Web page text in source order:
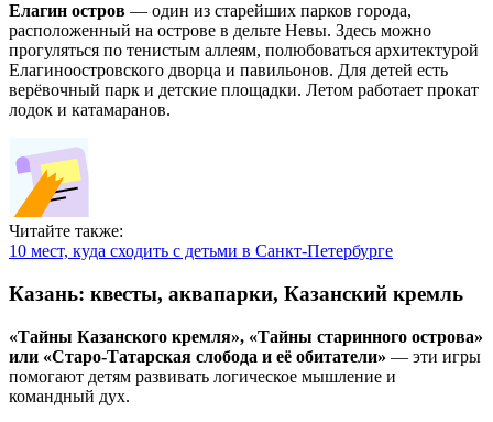
Елагин остров — один из старейших парков города,
расположенный на острове в дельте Невы. Здесь можно
прогуляться по тенистым аллеям, полюбоваться архитектурой
Елагиноостровского дворца и павильонов. Для детей есть
верёвочный парк и детские площадки. Летом работает прокат
лодок и катамаранов.
Читайте также:
10 мест, куда сходить с детьми в Санкт-Петербурге
Казань: квесты, аквапарки, Казанский кремль
«Тайны Казанского кремля», «Тайны старинного острова»
или «Старо-Татарская слобода и её обитатели» — эти игры
помогают детям развивать логическое мышление и
командный дух.